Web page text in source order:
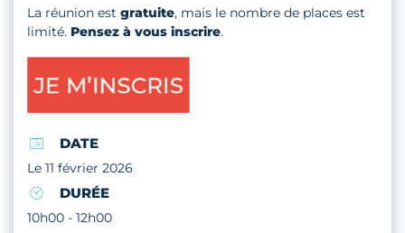
La réunion est gratuite, mais le nombre de places est
limité. Pensez à vous inscrire.
DATE
Le 11 février 2026
DURÉE
10h00 - 12h00